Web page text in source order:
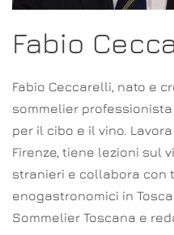
Fabio
Fabio Ceccarelli, nato e
sommelier
per il cibo e il vino.
Firenze, tiene lezioni sul
stranieri e collabora con
enogastronomici in
Sommelier Toscana e